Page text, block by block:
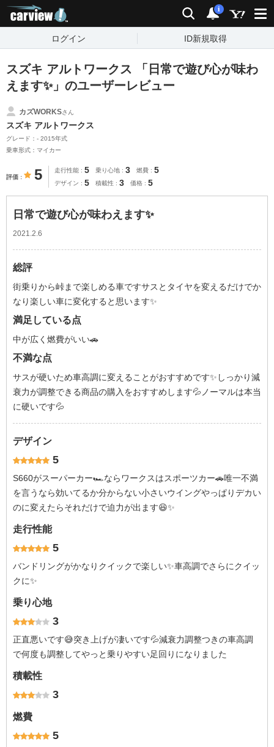
検索 通知
i
ログイン ID新規取得
スズキ アルトワークス 「日常で遊び心が味わ
えます✨」のユーザーレビュー
カズWORKSさん
スズキ アルトワークス
グレード：- 2015年式
乗車形式：マイカー
評価 5 走行性能 5 乗り心地 3 燃費 5
デザイン 5 積載性 3 価格 5
日常で遊び心が味わえます✨
2021.2.6
総評
街乗りから峠まで楽しめる車ですサスとタイヤを変えるだけでか
なり楽しい車に変化すると思います✨
満足している点
中が広く燃費がいい🚗
不満な点
サスが硬いため車高調に変えることがおすすめです✨しっかり減
衰力が調整できる商品の購入をおすすめします💦ノーマルは本当
に硬いです💦
デザイン
5
S660がスーパーカー🏎ならワークスはスポーツカー🚗唯一不満
を言うなら効いてるか分からない小さいウイングやっぱりデカい
のに変えたらそれだけで迫力が出ます😆✨
走行性能
5
バンドリングがかなりクイックで楽しい✨車高調でさらにクイッ
クに✨
乗り心地
3
正直悪いです😅突き上げが凄いです💦減衰力調整つきの車高調
で何度も調整してやっと乗りやすい足回りになりました
積載性
3
燃費
5